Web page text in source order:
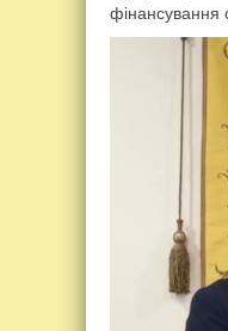
фінансування